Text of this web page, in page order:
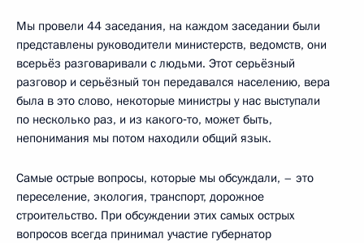
Мы провели 44 заседания, на каждом заседании были
представлены руководители министерств, ведомств, они
всерьёз разговаривали с людьми. Этот серьёзный
разговор и серьёзный тон передавался населению, вера
была в это слово, некоторые министры у нас выступали
по несколько раз, и из какого‑то, может быть,
непонимания мы потом находили общий язык.
Самые острые вопросы, которые мы обсуждали, – это
переселение, экология, транспорт, дорожное
строительство. При обсуждении этих самых острых
вопросов всегда принимал участие губернатор